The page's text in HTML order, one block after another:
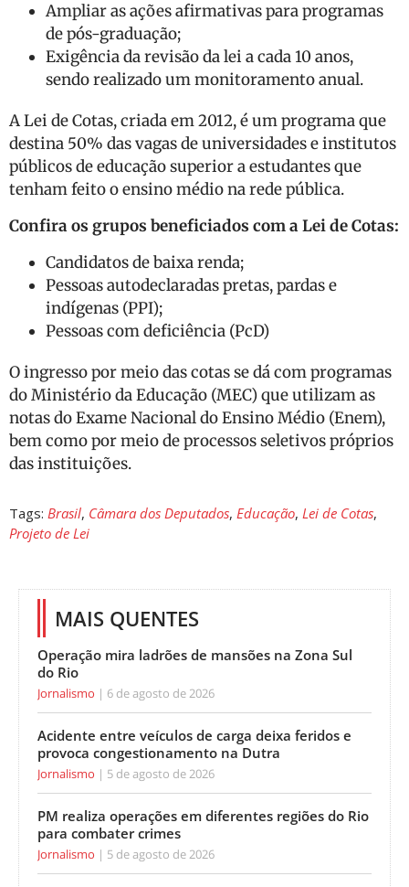
Ampliar as ações afirmativas para programas
de pós-graduação;
Exigência da revisão da lei a cada 10 anos,
sendo realizado um monitoramento anual.
A Lei de Cotas, criada em 2012, é um programa que
destina 50% das vagas de universidades e institutos
públicos de educação superior a estudantes que
tenham feito o ensino médio na rede pública.
Confira os grupos beneficiados com a Lei de Cotas:
Candidatos de baixa renda;
Pessoas autodeclaradas pretas, pardas e
indígenas (PPI);
Pessoas com deficiência (PcD)
O ingresso por meio das cotas se dá com programas
do Ministério da Educação (MEC) que utilizam as
notas do Exame Nacional do Ensino Médio (Enem),
bem como por meio de processos seletivos próprios
das instituições.
Tags: Brasil, Câmara dos Deputados, Educação, Lei de Cotas,
Projeto de Lei
MAIS QUENTES
Operação mira ladrões de mansões na Zona Sul
do Rio
Jornalismo 6 de agosto de 2026
Acidente entre veículos de carga deixa feridos e
provoca congestionamento na Dutra
Jornalismo 5 de agosto de 2026
PM realiza operações em diferentes regiões do Rio
para combater crimes
Jornalismo 5 de agosto de 2026